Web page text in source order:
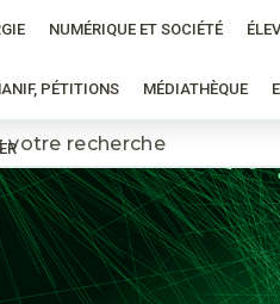
NUMÉRIQUE ET SOCIÉTÉ
PÉTITIONS MÉDIATHÈQUE